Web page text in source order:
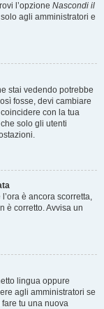
l’opzione Nascondi il
agli amministratori e
stai vedendo potrebbe
fosse, devi cambiare
con la tua
solo gli utenti
è ancora scorretta,
è corretto. Avvisa un
lingua oppure
agli amministratori se
tu una nuova